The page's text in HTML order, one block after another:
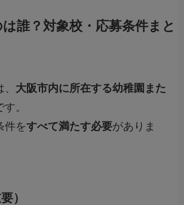
誰？対象校・応募条件まと
大阪市内に所在する幼稚園また
。
件をすべて満たす必要がありま
）